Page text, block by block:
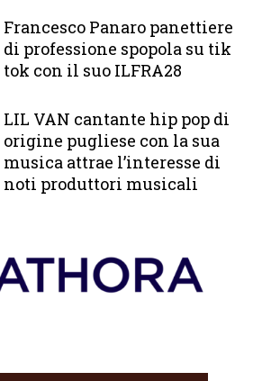
Francesco Panaro panettiere
di professione spopola su tik
tok con il suo ILFRA28
LIL VAN cantante hip pop di
origine pugliese con la sua
musica attrae l’interesse di
noti produttori musicali